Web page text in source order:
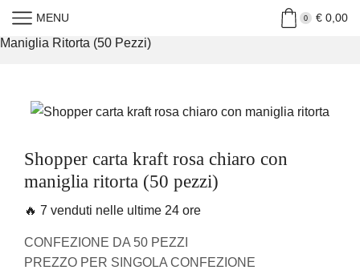
MENU 0 €0,00
Home »Shop
Shopper Carta Kraft Rosa Chiaro Con
Maniglia Ritorta (50 Pezzi)
Shopper carta kraft rosa chiaro con
maniglia ritorta (50 pezzi)
🔥 7 venduti nelle ultime 24 ore
CONFEZIONE DA 50 PEZZI
PREZZO PER SINGOLA CONFEZIONE